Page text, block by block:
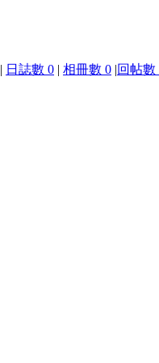
| 日誌數 0 | 相冊數 0 |回帖數